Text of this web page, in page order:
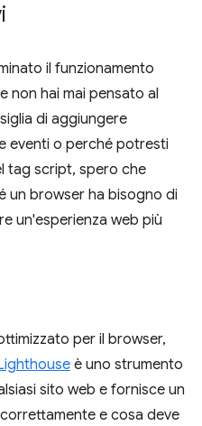
il funzionamento
non hai mai pensato al
di aggiungere
eventi o perché potresti
tag script, spero che
un browser ha bisogno di
un'esperienza web più
per il browser,
è uno strumento
sito web e fornisce un
e cosa deve